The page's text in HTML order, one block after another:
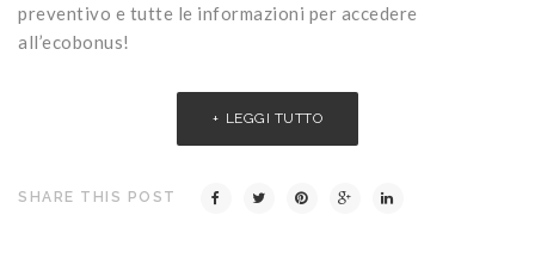
preventivo e tutte le informazioni per accedere
all’ecobonus!
LEGGI TUTTO
SHARE THIS POST